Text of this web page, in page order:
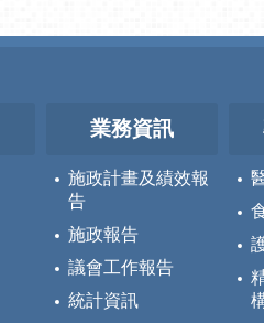
業務資訊
施政計畫及績效報
告
施政報告
議會工作報告
統計資訊